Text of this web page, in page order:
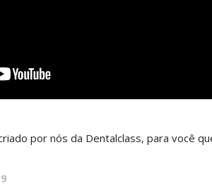
por nós da Dentalclass, para você